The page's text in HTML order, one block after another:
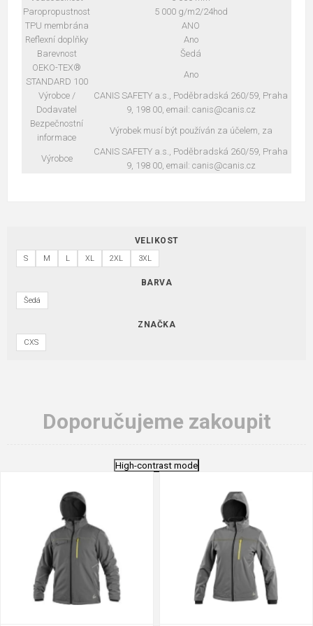
Paropropustnost
5 000 g/m2/24hod
TPU membrána
ANO
Reflexní doplňky
Ano
Barevnost
Šedá
OEKO-TEX®
STANDARD 100
Ano
Výrobce /
Dodavatel
CANIS SAFETY a.s., Poděbradská 260/59, Praha
9, 198 00, email: canis@canis.cz
Bezpečnostní
informace
Výrobek musí být používán za účelem, za
Výrobce
CANIS SAFETY a.s., Poděbradská 260/59, Praha
9, 198 00, email: canis@canis.cz
VELIKOST
S M L XL 2XL 3XL
BARVA
Šedá
ZNAČKA
CXS
Doporučujeme zakoupit
High-contrast mode